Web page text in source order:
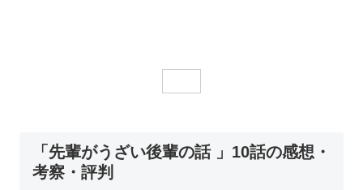
「先輩がうざい後輩の話 」10話の感想・
考察・評判